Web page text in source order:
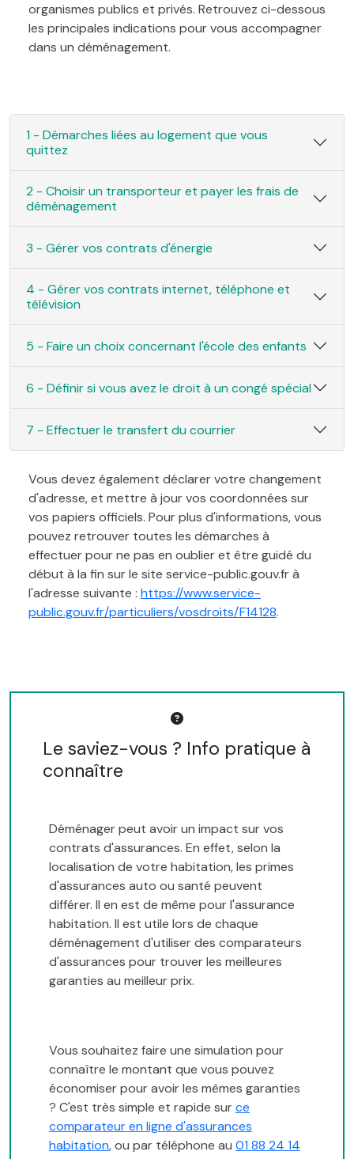
organismes publics et privés. Retrouvez ci-dessous
les principales indications pour vous accompagner
dans un déménagement.
1 - Démarches liées au logement que vous
quittez
2 - Choisir un transporteur et payer les frais de
déménagement
3 - Gérer vos contrats d'énergie
4 - Gérer vos contrats internet, téléphone et
télévision
5 - Faire un choix concernant l'école des enfants
6 - Définir si vous avez le droit à un congé spécial
7 - Effectuer le transfert du courrier
Vous devez également déclarer votre changement
d'adresse, et mettre à jour vos coordonnées sur
vos papiers officiels. Pour plus d'informations, vous
pouvez retrouver toutes les démarches à
effectuer pour ne pas en oublier et être guidé du
début à la fin sur le site service-public.gouv.fr à
l'adresse suivante : https://www.service-
public.gouv.fr/particuliers/vosdroits/F14128.
Le saviez-vous ? Info pratique à
connaître
Déménager peut avoir un impact sur vos
contrats d'assurances. En effet, selon la
localisation de votre habitation, les primes
d'assurances auto ou santé peuvent
différer. Il en est de même pour l'assurance
habitation. Il est utile lors de chaque
déménagement d'utiliser des comparateurs
d'assurances pour trouver les meilleures
garanties au meilleur prix.
Vous souhaitez faire une simulation pour
connaître le montant que vous pouvez
économiser pour avoir les mêmes garanties
? C'est très simple et rapide surce
comparateur en ligne d'assurances
habitation, ou par téléphone au 01 88 24 14